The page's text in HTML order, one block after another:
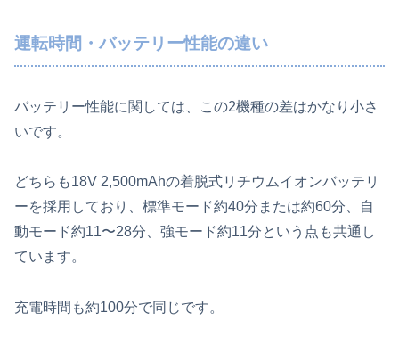
運転時間・バッテリー性能の違い
バッテリー性能に関しては、この2機種の差はかなり小さ
いです。
どちらも18V 2,500mAhの着脱式リチウムイオンバッテリ
ーを採用しており、標準モード約40分または約60分、自
動モード約11〜28分、強モード約11分という点も共通し
ています。
充電時間も約100分で同じです。